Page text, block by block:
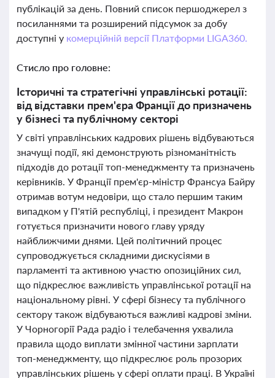
публікацій за день. Повний список першоджерел з
посиланнями та розширений підсумок за добу
доступні у комерційній версії Платформи LIGA360.
Стисло про головне:
Історичні та стратегічні управлінські ротації:
від відставки прем'єра Франції до призначень
у бізнесі та публічному секторі
У світі управлінських кадрових рішень відбуваються
значущі події, які демонструють різноманітність
підходів до ротації топ-менеджменту та призначень
керівників. У Франції прем'єр-міністр Франсуа Байру
отримав вотум недовіри, що стало першим таким
випадком у П'ятій республіці, і президент Макрон
готується призначити нового главу уряду
найближчими днями. Цей політичний процес
супроводжується складними дискусіями в
парламенті та активною участю опозиційних сил,
що підкреслює важливість управлінської ротації на
національному рівні. У сфері бізнесу та публічного
сектору також відбуваються важливі кадрові зміни.
У Чорногорії Рада радіо і телебачення ухвалила
правила щодо виплати змінної частини зарплати
топ-менеджменту, що підкреслює роль прозорих
управлінських рішень у сфері оплати праці. В Україні